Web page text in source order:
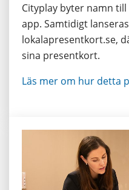
Cityplay byter namn
app. Samtidigt
lokalapresentkort.se,
sina presentkort.
Läs mer om hur detta